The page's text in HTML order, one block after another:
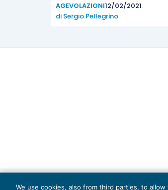
AGEVOLAZIONI12/02/2021
di Sergio Pellegrino
We use cookies, also from third parties, to